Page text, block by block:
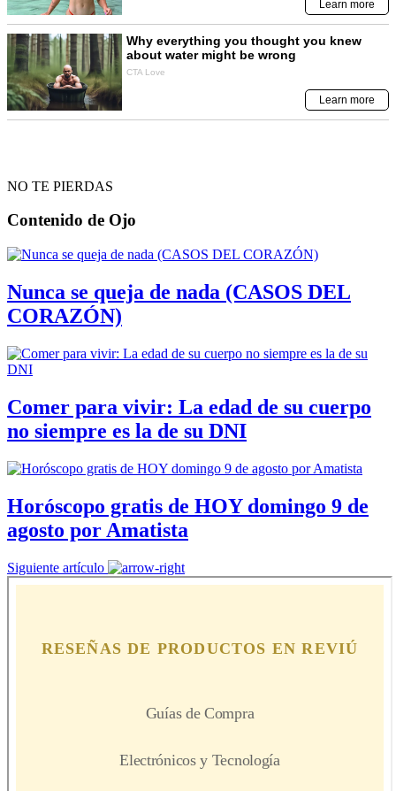
NO TE PIERDAS
Contenido de Ojo
Nunca se queja de nada (CASOS DEL
CORAZÓN)
Comer para vivir: La edad de su cuerpo
no siempre es la de su DNI
Horóscopo gratis de HOY domingo 9 de
agosto por Amatista
Siguiente artículo